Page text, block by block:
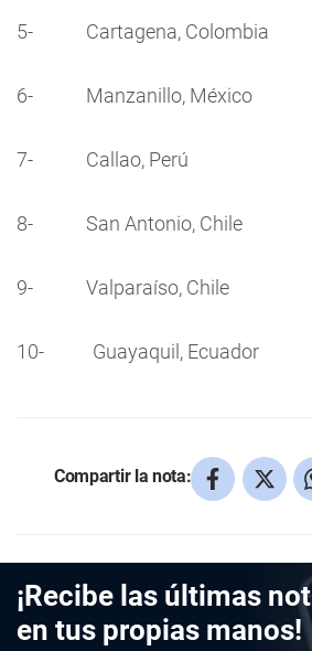
5- Cartagena, Colombia
6- Manzanillo, México
7- Callao, Perú
8- San Antonio, Chile
9- Valparaíso, Chile
10- Guayaquil, Ecuador
Compartir la nota:
¡Recibe las últimas
en tus propias manos!